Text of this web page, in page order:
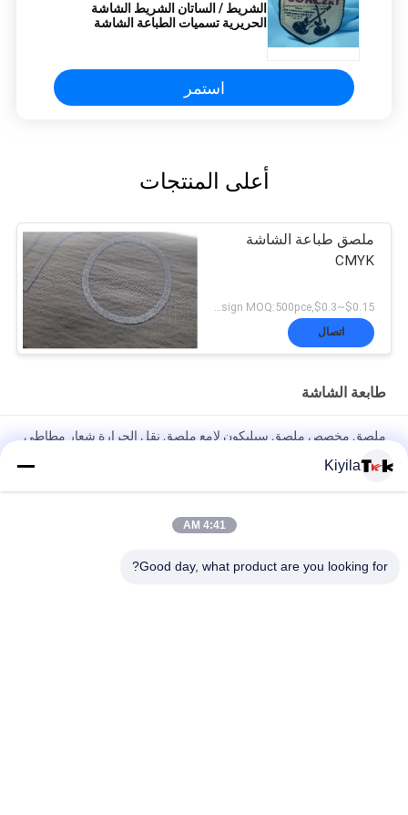
الشريط / الساتان الشريط الشاشة
الحريرية تسميات الطباعة الشاشة
استمر
أعلى المنتجات
ملصق طباعة الشاشة
CMYK
$0.15~$0.3,according design MOQ:500pce لكل
اتصال
طابعة الشاشة
ملصق مخصص ملصق سيليكون لامع ملصق نقل الحرارة شعار مطاطي
شعار العلامة التجارية المخصصة العلامة التجارية للبيع علامة الملابس
لتسميات الملابس
Kiyila
4:41 AM
Good day, what product are you looking for?